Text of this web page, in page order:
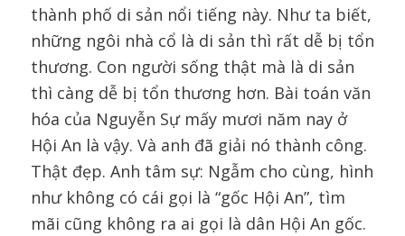
thành phố di sản nổi tiếng này. Như ta biết,
những ngôi nhà cổ là di sản thì rất dễ bị tổn
thương. Con người sống thật mà là di sản
thì càng dễ bị tổn thương hơn. Bài toán văn
hóa của Nguyễn Sự mấy mươi năm nay ở
Hội An là vậy. Và anh đã giải nó thành công.
Thật đẹp. Anh tâm sự: Ngẫm cho cùng, hình
như không có cái gọi là “gốc Hội An”, tìm
mãi cũng không ra ai gọi là dân Hội An gốc.